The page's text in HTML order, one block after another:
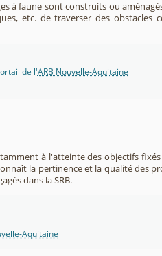
à faune sont construits ou
etc. de traverser des
de l'ARB Nouvelle-Aquitaine
à l'atteinte des objectifs fixés
la pertinence et la qualité des
dans la SRB.
Aquitaine